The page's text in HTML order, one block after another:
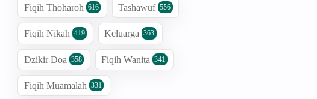
Fiqih Thoharoh 616 Tashawuf 556
Fiqih Nikah 419 Keluarga 363
Dzikir Doa 358 Fiqih Wanita 341
Fiqih Muamalah 331